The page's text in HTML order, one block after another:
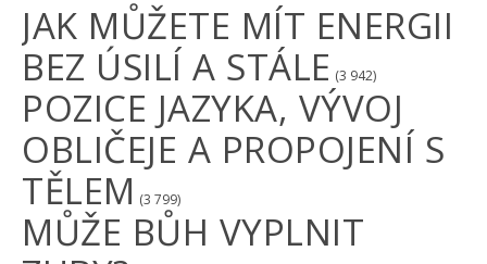
JAK MŮŽETE MÍT ENERGII
BEZ ÚSILÍ A STÁLE (3 942)
POZICE JAZYKA, VÝVOJ
OBLIČEJE A PROPOJENÍ S
TĚLEM (3 799)
MŮŽE BŮH VYPLNIT